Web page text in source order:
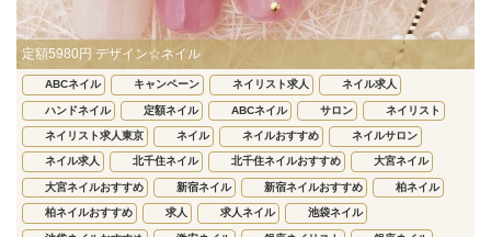
定額5980円 デザイン☆ネイル
ABCネイル キャンペーン ネイリスト求人 ネイル求人
ハンドネイル 定額ネイル ABCネイル サロン ネイリスト
ネイリスト求人東京 ネイル ネイルおすすめ ネイルサロン
ネイル求人 北千住ネイル 北千住ネイルおすすめ 大宮ネイル
大宮ネイルおすすめ 新宿ネイル 新宿ネイルおすすめ 柏ネイル
柏ネイルおすすめ 求人 求人ネイル 池袋ネイル